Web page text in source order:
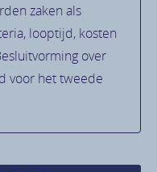
zaken als
looptijd, kosten
over
voor het tweede